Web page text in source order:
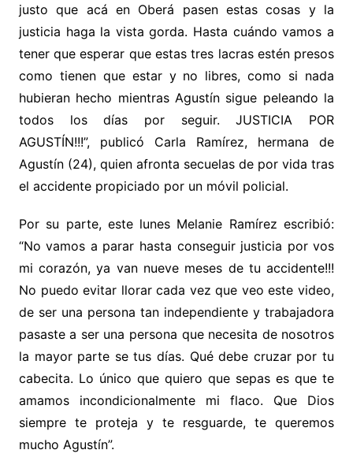
justo que acá en Oberá pasen estas cosas y la
justicia haga la vista gorda. Hasta cuándo vamos a
tener que esperar que estas tres lacras estén presos
como tienen que estar y no libres, como si nada
hubieran hecho mientras Agustín sigue peleando la
todos los días por seguir. JUSTICIA POR
AGUSTÍN!!!”, publicó Carla Ramírez, hermana de
Agustín (24), quien afronta secuelas de por vida tras
el accidente propiciado por un móvil policial.
Por su parte, este lunes Melanie Ramírez escribió:
“No vamos a parar hasta conseguir justicia por vos
mi corazón, ya van nueve meses de tu accidente!!!
No puedo evitar llorar cada vez que veo este video,
de ser una persona tan independiente y trabajadora
pasaste a ser una persona que necesita de nosotros
la mayor parte se tus días. Qué debe cruzar por tu
cabecita. Lo único que quiero que sepas es que te
amamos incondicionalmente mi flaco. Que Dios
siempre te proteja y te resguarde, te queremos
mucho Agustín”.